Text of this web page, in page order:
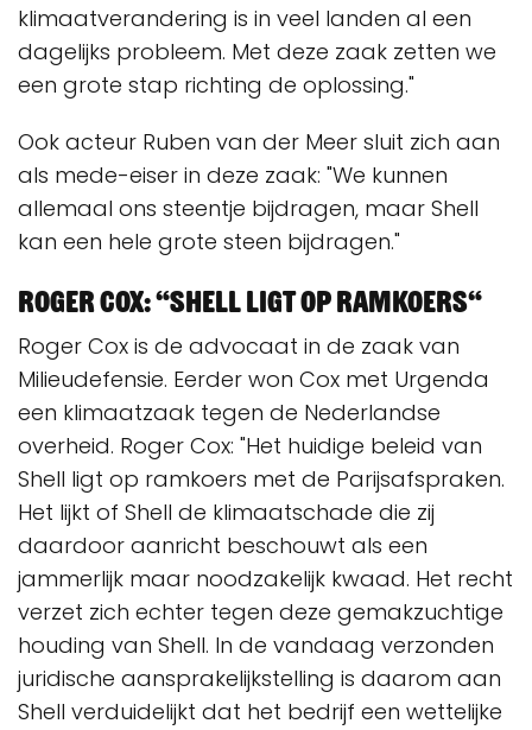
klimaatverandering is in veel landen al een
dagelijks probleem. Met deze zaak zetten we
een grote stap richting de oplossing."
Ook acteur Ruben van der Meer sluit zich aan
als mede-eiser in deze zaak: "We kunnen
allemaal ons steentje bijdragen, maar Shell
kan een hele grote steen bijdragen."
Roger Cox: “Shell ligt op ramkoers“
Roger Cox is de advocaat in de zaak van
Milieudefensie. Eerder won Cox met Urgenda
een klimaatzaak tegen de Nederlandse
overheid. Roger Cox: "Het huidige beleid van
Shell ligt op ramkoers met de Parijsafspraken.
Het lijkt of Shell de klimaatschade die zij
daardoor aanricht beschouwt als een
jammerlijk maar noodzakelijk kwaad. Het recht
verzet zich echter tegen deze gemakzuchtige
houding van Shell. In de vandaag verzonden
juridische aansprakelijkstelling is daarom aan
Shell verduidelijkt dat het bedrijf een wettelijke